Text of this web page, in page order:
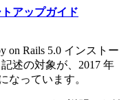
アップガイド
on Rails 5.0 インストー
述の対象が、2017 年
なっています。